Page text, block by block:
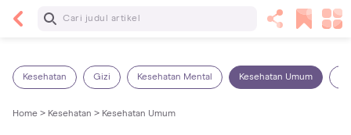
Baca Selanjutnya
Kesehatan Gizi Kesehatan Mental Kesehatan Umum
Home > Kesehatan > Kesehatan Umum